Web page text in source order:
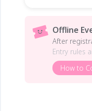
Offline
After
Entry rules
How to